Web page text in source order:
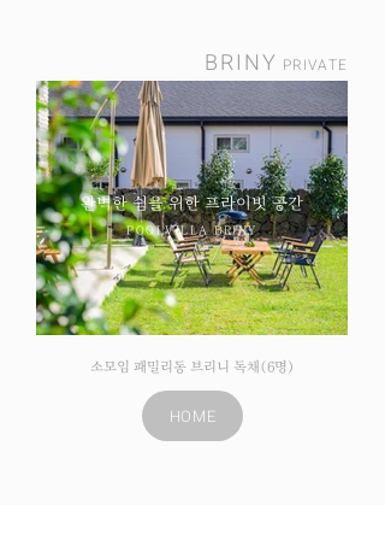
BRINY PRIVATE
POOLVILLA BRINY
완벽한 쉼을 위한 프라이빗 공간
소모임 패밀리동 브리니 독채(6명)
HOME